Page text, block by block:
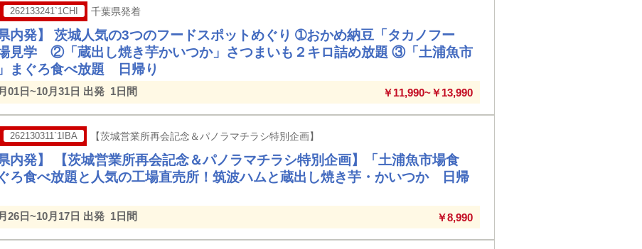
262133241`1CHI 千葉県発着
県内発】 茨城人気の3つのフードスポットめぐり ➀おかめ納豆「タカノフー
見学 ②「蔵出し焼き芋かいつか」さつまいも２キロ詰め放題 ③「土浦魚市
まぐろ食べ放題 日帰り
01日~10月31日 出発 1日間 ￥11,990~￥13,990
262130311`1IBA 【茨城営業所再会記念＆パノラマチラシ特別企画】
県内発】 【茨城営業所再会記念＆パノラマチラシ特別企画】「土浦魚市場食
ろ食べ放題と人気の工場直売所！筑波ハムと蔵出し焼き芋・かいつか 日帰
26日~10月17日 出発 1日間 ￥8,990